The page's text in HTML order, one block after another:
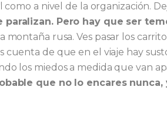
a nivel de la organización.
paralizan. Pero hay que ser
montaña rusa. Ves pasar los
cuenta de que en el viaje hay
los miedos a medida que van
que no lo encares